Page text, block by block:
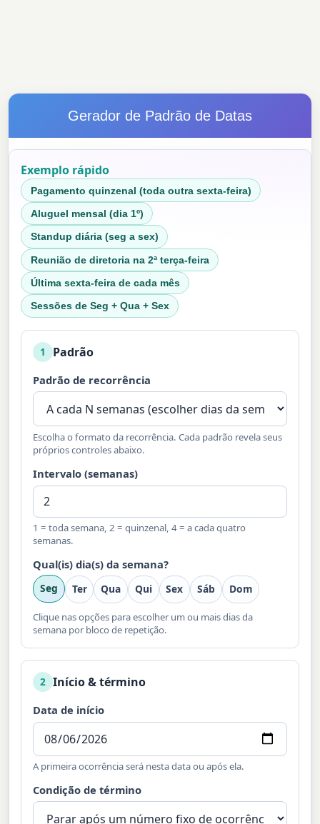
Gerador de Padrão de Datas
Exemplo rápido
Pagamento quinzenal (toda outra sexta-feira)
Aluguel mensal (dia 1º)
Standup diária (seg a sex)
Reunião de diretoria na 2ª terça-feira
Última sexta-feira de cada mês
Sessões de Seg + Qua + Sex
1 Padrão
Padrão de recorrência
Escolha o formato da recorrência. Cada padrão revela seus
próprios controles abaixo.
Intervalo (semanas)
1 = toda semana, 2 = quinzenal, 4 = a cada quatro
semanas.
Qual(is) dia(s) da semana?
Seg Ter Qua Qui Sex Sáb Dom
Clique nas opções para escolher um ou mais dias da
semana por bloco de repetição.
2 Início & término
Data de início
A primeira ocorrência será nesta data ou após ela.
Condição de término